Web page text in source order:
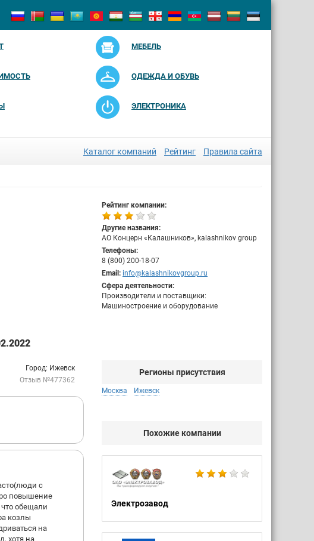
МЕБЕЛЬ
ОДЕЖДА И ОБУВЬ
ЭЛЕКТРОНИКА
Каталог компаний Рейтинг Правила сайта
Рейтинг компании:
Другие названия:
АО Концерн «Калашников», kalashnikov group
Телефоны:
8 (800) 200-18-07
Email: info@kalashnikovgroup.ru
Сфера деятельности:
Производители и поставщики:
Машиностроение и оборудование
Город: Ижевск
Отзыв №477362
с
повышение
что обещали
козлы
на
хотя на
Регионы присутствия
Москва Ижевск
Похожие компании
Электрозавод